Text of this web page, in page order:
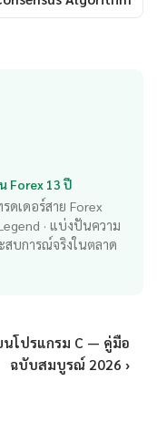
Forex 13 ปี
ดเดอร์สาย Forex
· แบ่งปันความ
สบการณ์จริงในตลาด
นโปรแกรม C — คู่มือ
ฉบับสมบูรณ์ 2026 ›